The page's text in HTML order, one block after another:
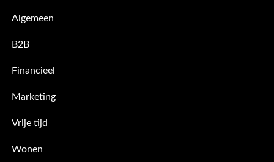
Algemeen
B2B
Financieel
Marketing
Vrije tijd
Wonen